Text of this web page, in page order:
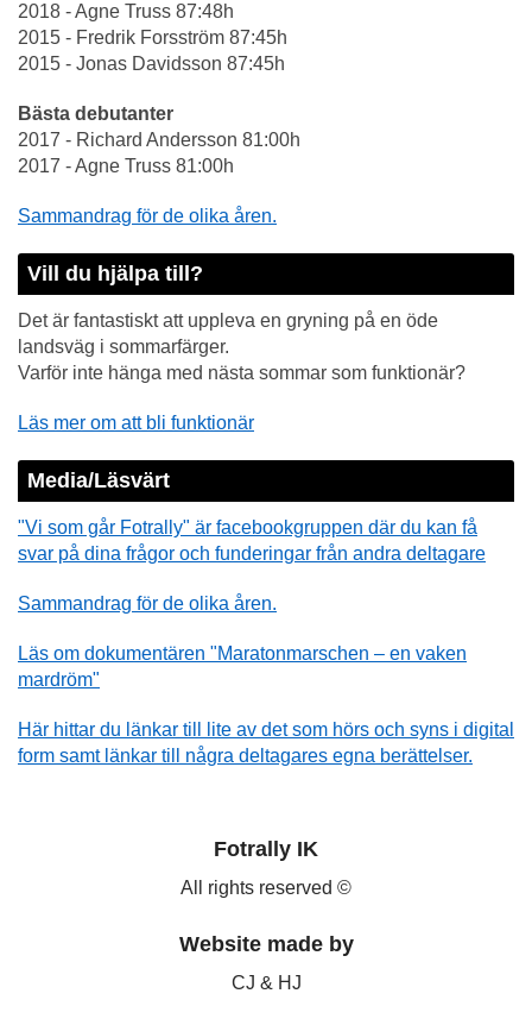
2018 - Agne Truss 87:48h
2015 - Fredrik Forsström 87:45h
2015 - Jonas Davidsson 87:45h
Bästa debutanter
2017 - Richard Andersson 81:00h
2017 - Agne Truss 81:00h
Sammandrag för de olika åren.
Vill du hjälpa till?
Det är fantastiskt att uppleva en gryning på en öde
landsväg i sommarfärger.
Varför inte hänga med nästa sommar som funktionär?
Läs mer om att bli funktionär
Media/Läsvärt
"Vi som går Fotrally" är facebookgruppen där du kan få
svar på dina frågor och funderingar från andra deltagare
Sammandrag för de olika åren.
Läs om dokumentären "Maratonmarschen – en vaken
mardröm"
Här hittar du länkar till lite av det som hörs och syns i digital
form samt länkar till några deltagares egna berättelser.
Fotrally IK
All rights reserved ©
Website made by
CJ & HJ